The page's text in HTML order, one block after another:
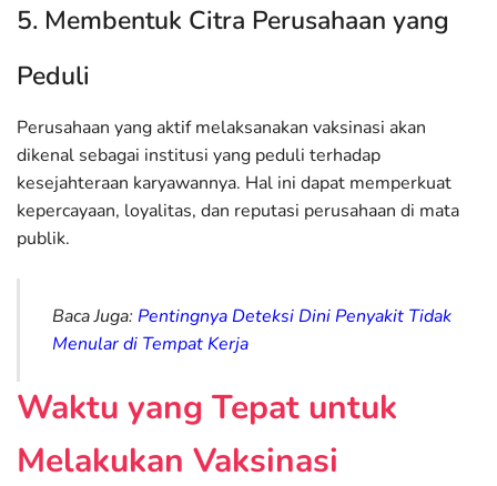
5. Membentuk Citra Perusahaan yang
Peduli
Perusahaan yang aktif melaksanakan vaksinasi akan
dikenal sebagai institusi yang peduli terhadap
kesejahteraan karyawannya. Hal ini dapat memperkuat
kepercayaan, loyalitas, dan reputasi perusahaan di mata
publik.
Baca Juga: Pentingnya Deteksi Dini Penyakit Tidak
Menular di Tempat Kerja
Waktu yang Tepat untuk
Melakukan Vaksinasi